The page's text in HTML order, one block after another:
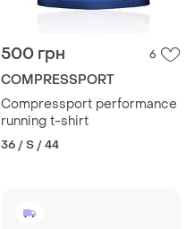
500 грн 6
COMPRESSPORT
Compressport performance
running t-shirt
36 / S / 44